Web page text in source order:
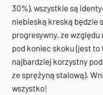
30%), wszystkie są
niebieską kreską będzie
progresywny, ze
pod koniec skoku (jest
najbardziej korzystny
ze sprężyną stalową).
wszystko!